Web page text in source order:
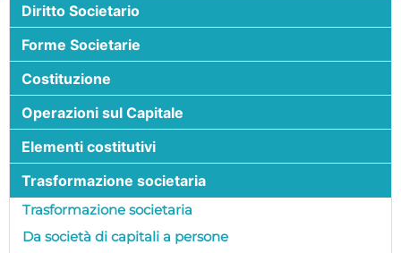
Diritto Societario
Forme Societarie
Costituzione
Operazioni sul Capitale
Elementi costitutivi
Trasformazione societaria
Trasformazione societaria
Da società di capitali a persone